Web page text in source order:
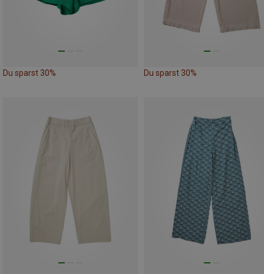
Du sparst 30% Du sparst 30%